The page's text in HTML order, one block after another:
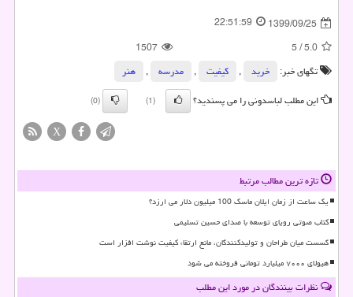
1399/09/25
22:51:59
5.0
/
5
1507
تگهای خبر:
خرید , كیفیت , مدرسه ,
هنر
این مطلب لباسدونی را می پسندید؟
(1)
(0)
X
تازه ترین مطالب مرتبط
یک ساعت از زمان ایلان ماسک 100 میلیون دلار می ارزد؟
کتاب صوتی رویای توسعه با صدای حسین تسلیمی
گسست میان طراحان و تولیدکنندگان، مانع ارتقاء کیفیت نوشت افزار است
هیولای ۷۰۰۰ میلیارد تومانی فروخته می شود
نظرات بینندگان در مورد این مطلب